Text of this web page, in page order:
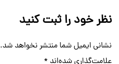
نظر خود را ثبت کنید
نشانی ایمیل شما منتشر نخواهد شد.
علامت‌گذاری شده‌اند *